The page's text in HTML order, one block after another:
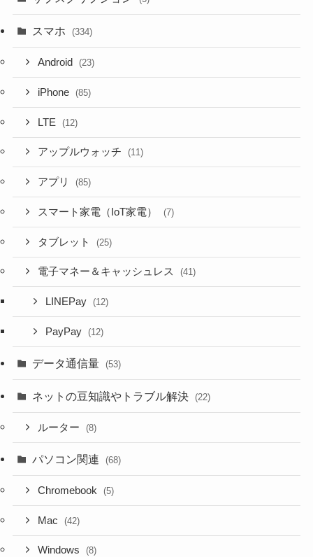
スマホ (334)
Android (23)
iPhone (85)
LTE (12)
アップルウォッチ (11)
アプリ (85)
スマート家電（IoT家電） (7)
タブレット (25)
電子マネー＆キャッシュレス (41)
LINEPay (12)
PayPay (12)
データ通信量 (53)
ネットの豆知識やトラブル解決 (22)
ルーター (8)
パソコン関連 (68)
Chromebook (5)
Mac (42)
Windows (8)